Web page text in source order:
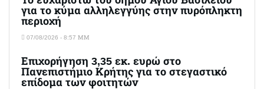
για το κύμα αλληλεγγύης στην πυρόπληκτη
περιοχή
07/08/2026 - 8:57 ΜΜ
Επιχορήγηση 3,35 εκ. ευρώ στο
Πανεπιστήμιο Κρήτης για το στεγαστικό
επίδομα των φοιτητών